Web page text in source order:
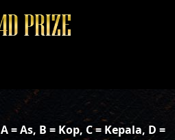
A = As, B = Kop, C = Kepala, D =